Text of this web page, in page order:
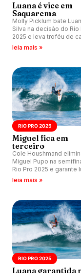
Luana é vice em
Saquarema
Molly Picklum bate
Silva na decisão do Rio
2025 e leva troféu de
da etapa brasileira do
leia mais »
RIO PRO 2025
Miguel fica em
terceiro
Cole Houshmand
Miguel Pupo na
Rio Pro 2025 e garante
na decisão. Brasileiro se
leia mais »
RIO PRO 2025
Luana garantida